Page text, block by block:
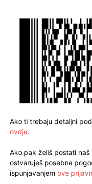
Ako ti trebaju detaljni
ovdje.
Ako pak želiš postati
ostvaruješ posebne
ispunjavanjem ove